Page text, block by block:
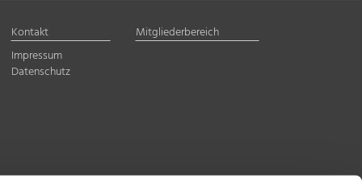
Kontakt
Impressum
Datenschutz
Mitgliederbereich